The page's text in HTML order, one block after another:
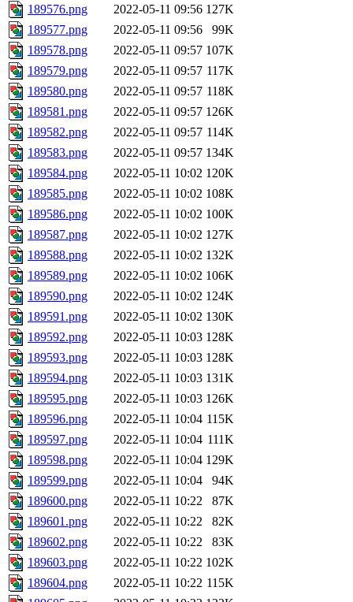
189576.png
2022-05-11 09:56 127K
189577.png
2022-05-11 09:56
99K
189578.png
2022-05-11 09:57 107K
189579.png
2022-05-11 09:57 117K
189580.png
2022-05-11 09:57 118K
189581.png
2022-05-11 09:57 126K
189582.png
2022-05-11 09:57 114K
189583.png
2022-05-11 09:57 134K
189584.png
2022-05-11 10:02 120K
189585.png
2022-05-11 10:02 108K
189586.png
2022-05-11 10:02 100K
189587.png
2022-05-11 10:02 127K
189588.png
2022-05-11 10:02 132K
189589.png
2022-05-11 10:02 106K
189590.png
2022-05-11 10:02 124K
189591.png
2022-05-11 10:02 130K
189592.png
2022-05-11 10:03 128K
189593.png
2022-05-11 10:03 128K
189594.png
2022-05-11 10:03 131K
189595.png
2022-05-11 10:03 126K
189596.png
2022-05-11 10:04 115K
189597.png
2022-05-11 10:04 111K
189598.png
2022-05-11 10:04 129K
189599.png
2022-05-11 10:04
94K
189600.png
2022-05-11 10:22
87K
189601.png
2022-05-11 10:22
82K
189602.png
2022-05-11 10:22
83K
189603.png
2022-05-11 10:22 102K
189604.png
2022-05-11 10:22 115K